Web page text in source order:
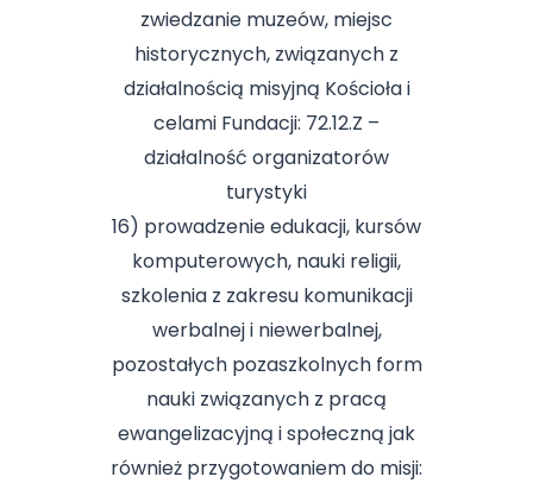
zwiedzanie muzeów, miejsc
historycznych, związanych z
działalnością misyjną Kościoła i
celami Fundacji: 72.12.Z –
działalność organizatorów
turystyki
16) prowadzenie edukacji, kursów
komputerowych, nauki religii,
szkolenia z zakresu komunikacji
werbalnej i niewerbalnej,
pozostałych pozaszkolnych form
nauki związanych z pracą
ewangelizacyjną i społeczną jak
również przygotowaniem do misji: